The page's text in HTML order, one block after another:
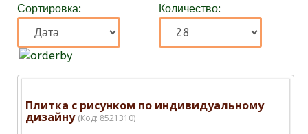
Сортировка: Количество:
Плитка с рисунком по индивидуальному
дизайну (Код: 8521310)